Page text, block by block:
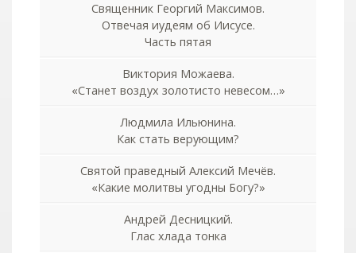
Священник Георгий Максимов.
Отвечая иудеям об Иисусе.
Часть пятая
Виктория Можаева.
«Станет воздух золотисто невесом…»
Людмила Ильюнина.
Как стать верующим?
Святой праведный Алексий Мечёв.
«Какие молитвы угодны Богу?»
Андрей Десницкий.
Глас хлада тонка